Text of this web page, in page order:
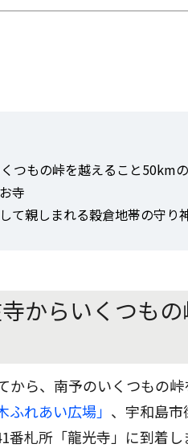
つもの峠を越えること50km
寺
て親しまれる穀倉地帯の守り
からいくつも
から、南予のいくつもの
ふれあい広場」 、宇和島
札所「龍光寺」に到着し